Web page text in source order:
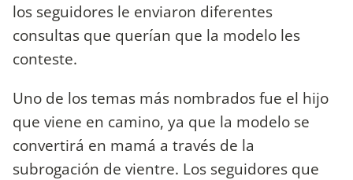
los seguidores le enviaron diferentes
consultas que querían que la modelo les
conteste.
Uno de los temas más nombrados fue el hijo
que viene en camino, ya que la modelo se
convertirá en mamá a través de la
subrogación de vientre. Los seguidores que